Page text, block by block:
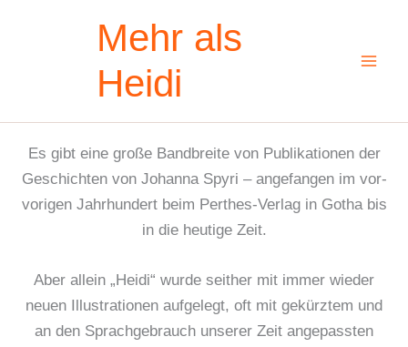
Mehr als
Heidi
Es gibt eine große Bandbreite von Publikationen der
Geschichten von Johanna Spyri – angefangen im vor-
vorigen Jahrhundert beim Perthes-Verlag in Gotha bis
in die heutige Zeit.
Aber allein „Heidi“ wurde seither mit immer wieder
neuen Illustrationen aufgelegt, oft mit gekürztem und
an den Sprachgebrauch unserer Zeit angepassten